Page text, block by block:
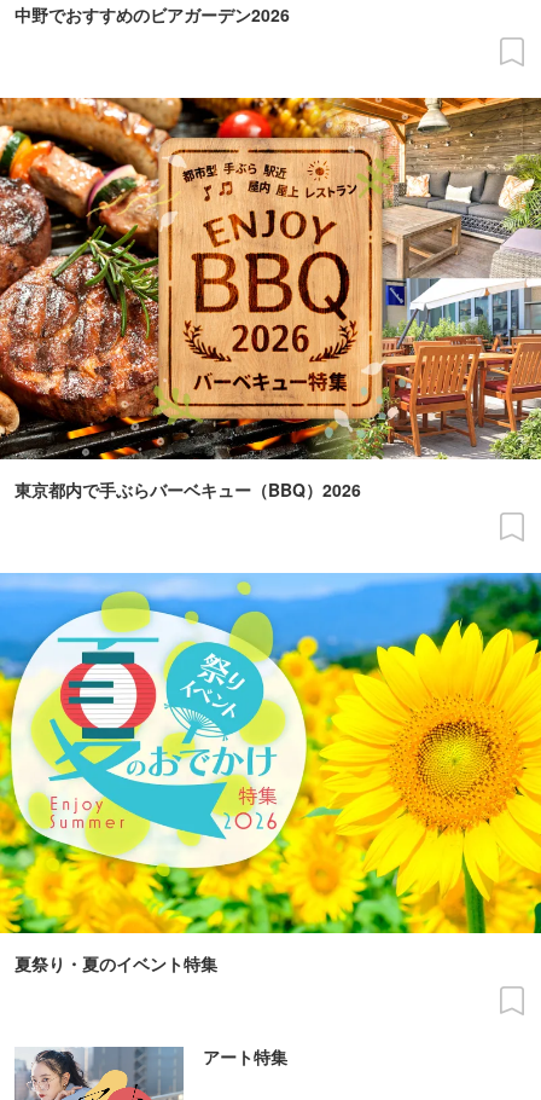
中野でおすすめのビアガーデン2026
東京都内で手ぶらバーベキュー（BBQ）2026
夏祭り・夏のイベント特集
アート特集